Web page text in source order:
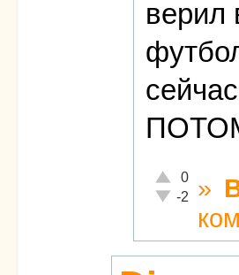
верил
Отлично!
0
Неадекватно!
-2 »